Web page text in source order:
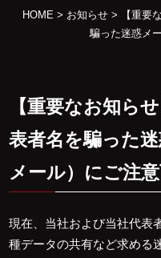
HOME> お知らせ>
【重要
騙った迷惑メ
【重要なお知ら
表者名を騙った
メール）にご注
現在、当社および当社代表
種データの共有など求める